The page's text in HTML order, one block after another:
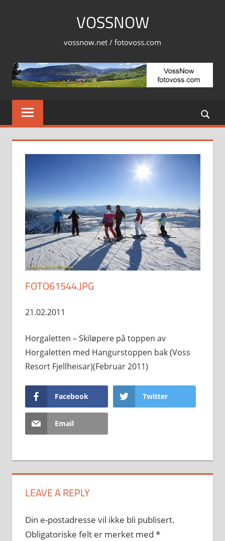
VOSSNOW
vossnow.net / fotovoss.com
FOTO61544.JPG
21.02.2011
Horgaletten – Skiløpere på toppen av
Horgaletten med Hangurstoppen bak (Voss
Resort Fjellheisar)(Februar 2011)
Facebook Twitter
Email
LEAVE A REPLY
Din e-postadresse vil ikke bli publisert.
Obligatoriske felt er merket med *